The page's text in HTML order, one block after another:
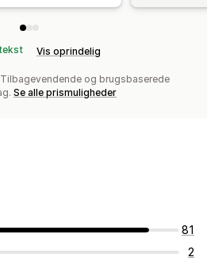
Vis oprindelig
og brugsbaserede
Se alle prismuligheder
81
2